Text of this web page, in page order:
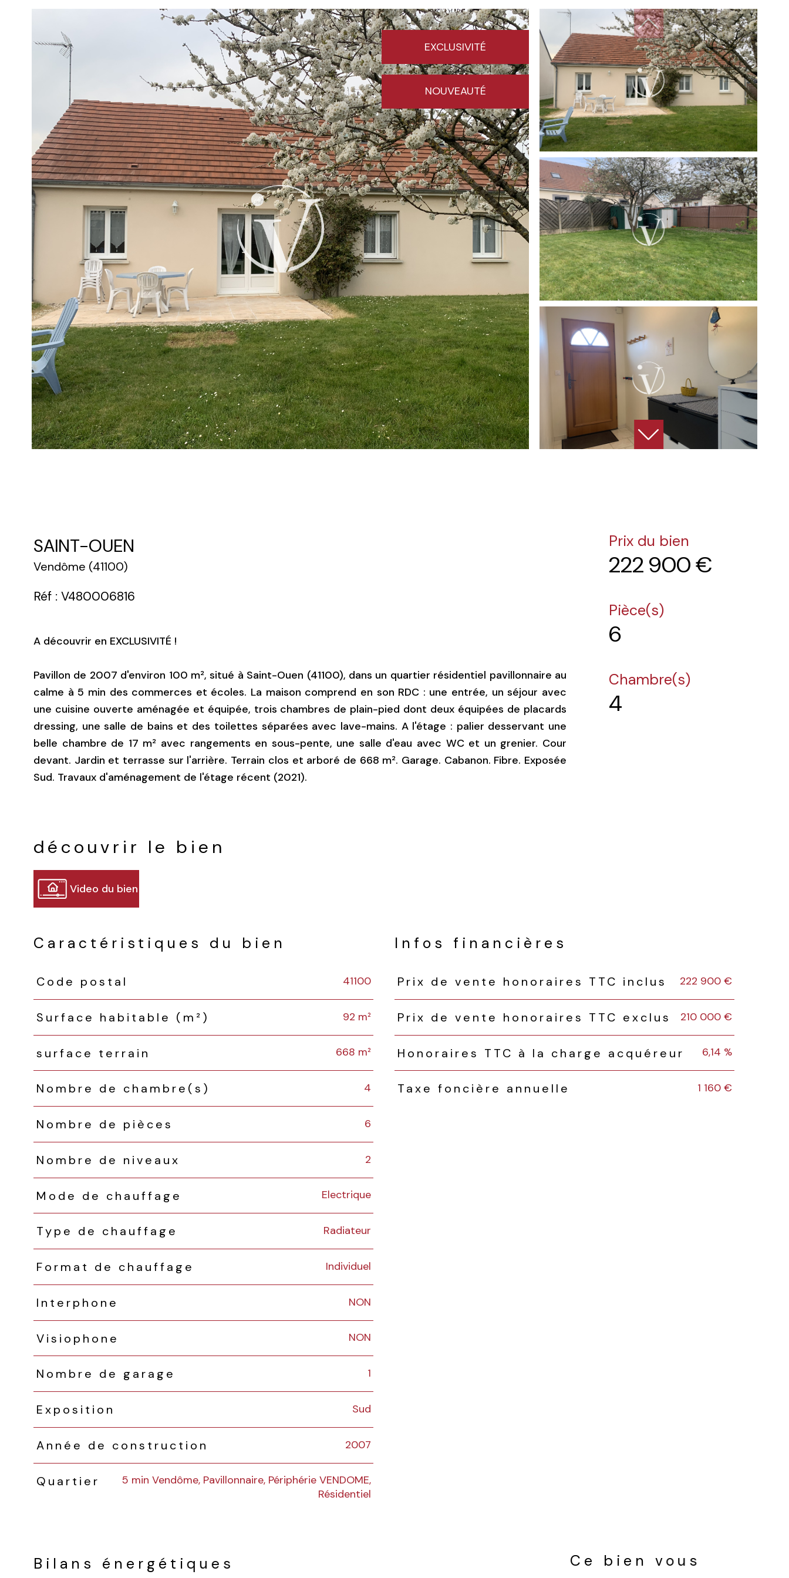
EXCLUSIVITÉ
NOUVEAUTÉ
SAINT-OUEN
Vendôme (41100)
Réf : V480006816
A découvrir en EXCLUSIVITÉ !
Pavillon de 2007 d'environ 100 m², situé à Saint-Ouen (41100), dans un quartier résidentiel pavillonnaire au
calme à 5 min des commerces et écoles. La maison comprend en son RDC : une entrée, un séjour avec
une cuisine ouverte aménagée et équipée, trois chambres de plain-pied dont deux équipées de placards
dressing, une salle de bains et des toilettes séparées avec lave-mains. A l'étage : palier desservant une
belle chambre de 17 m² avec rangements en sous-pente, une salle d'eau avec WC et un grenier. Cour
devant. Jardin et terrasse sur l'arrière. Terrain clos et arboré de 668 m². Garage. Cabanon. Fibre. Exposée
Sud. Travaux d'aménagement de l'étage récent (2021).
découvrir le bien
Video du bien
Prix du bien
222 900 €
Pièce(s)
6
Chambre(s)
4
Caractéristiques du bien
Caractéristiques Valeurs
Code postal 41100
Surface habitable (m²) 92 m²
surface terrain 668 m²
Nombre de chambre(s) 4
Nombre de pièces 6
Nombre de niveaux 2
Mode de chauffage Electrique
Type de chauffage Radiateur
Format de chauffage Individuel
Interphone NON
Visiophone NON
Nombre de garage 1
Exposition Sud
Année de construction 2007
Quartier
5 min Vendôme, Pavillonnaire, Périphérie VENDOME,
Résidentiel
Infos financières
Caractéristiques Valeurs
Prix de vente honoraires TTC inclus 222 900 €
Prix de vente honoraires TTC exclus 210 000 €
Honoraires TTC à la charge acquéreur 6,14 %
Taxe foncière annuelle 1 160 €
Bilans énergétiques Ce bien vous